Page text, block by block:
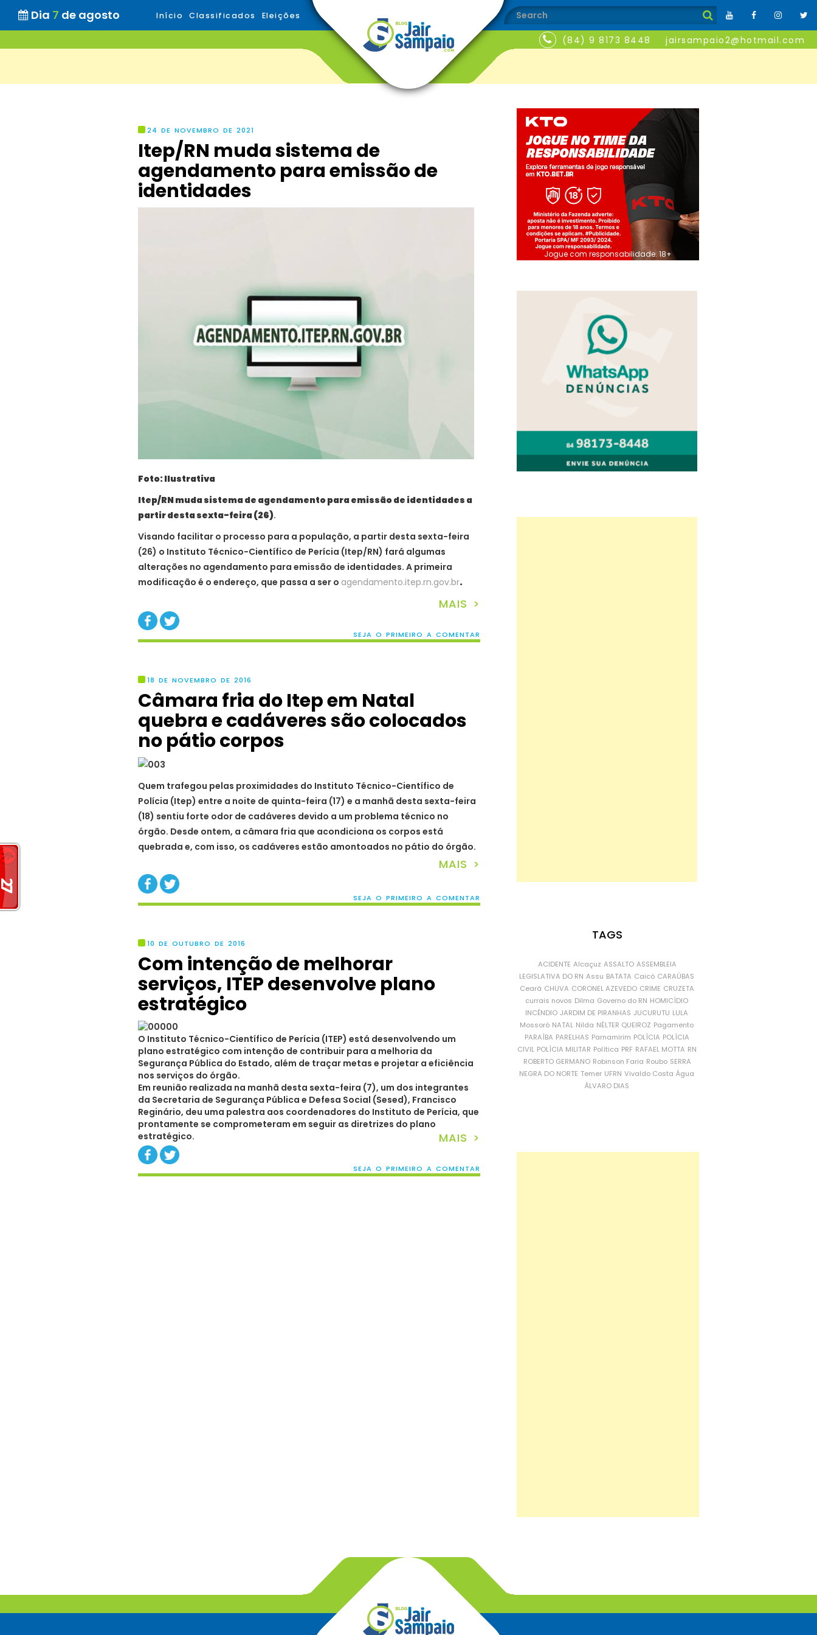
Dia 7 de agosto Início Classificados Eleições
(84) 9 8173 8448 jairsampaio2@hotmail.com
24 DE NOVEMBRO DE 2021
Itep/RN muda sistema de
agendamento para emissão de
identidades
Foto: Ilustrativa
Itep/RN muda sistema de agendamento para emissão de identidades a
partir desta sexta-feira (26).
Visando facilitar o processo para a população, a partir desta sexta-feira
(26) o Instituto Técnico-Científico de Perícia (Itep/RN) fará algumas
alterações no agendamento para emissão de identidades. A primeira
modificação é o endereço, que passa a ser o agendamento.itep.rn.gov.br.
MAIS >
SEJA O PRIMEIRO A COMENTAR
18 DE NOVEMBRO DE 2016
Câmara fria do Itep em Natal
quebra e cadáveres são colocados
no pátio corpos
Quem trafegou pelas proximidades do Instituto Técnico-Científico de
Polícia (Itep) entre a noite de quinta-feira (17) e a manhã desta sexta-feira
(18) sentiu forte odor de cadáveres devido a um problema técnico no
órgão. Desde ontem, a câmara fria que acondiciona os corpos está
quebrada e, com isso, os cadáveres estão amontoados no pátio do órgão.
MAIS >
SEJA O PRIMEIRO A COMENTAR
10 DE OUTUBRO DE 2016
Com intenção de melhorar
serviços, ITEP desenvolve plano
estratégico
O Instituto Técnico-Científico de Perícia (ITEP) está desenvolvendo um
plano estratégico com intenção de contribuir para a melhoria da
Segurança Pública do Estado, além de traçar metas e projetar a eficiência
nos serviços do órgão.
Em reunião realizada na manhã desta sexta-feira (7), um dos integrantes
da Secretaria de Segurança Pública e Defesa Social (Sesed), Francisco
Reginário, deu uma palestra aos coordenadores do Instituto de Perícia, que
prontamente se comprometeram em seguir as diretrizes do plano
estratégico.
MAIS >
SEJA O PRIMEIRO A COMENTAR
Jogue com responsabilidade. 18+
TAGS
ACIDENTE Alcaçuz ASSALTO ASSEMBLEIA
LEGISLATIVA DO RN Assu BATATA Caicó CARAÚBAS
Ceará CHUVA CORONEL AZEVEDO CRIME CRUZETA
currais novos Dilma Governo do RN HOMICÍDIO
INCÊNDIO JARDIM DE PIRANHAS JUCURUTU LULA
Mossoró NATAL Nilda NÉLTER QUEIROZ Pagamento
PARAÍBA PARELHAS Parnamirim POLÍCIA POLÍCIA
CIVIL POLÍCIA MILITAR Política PRF RAFAEL MOTTA RN
ROBERTO GERMANO Robinson Faria Roubo SERRA
NEGRA DO NORTE Temer UFRN Vivaldo Costa Água
ÁLVARO DIAS